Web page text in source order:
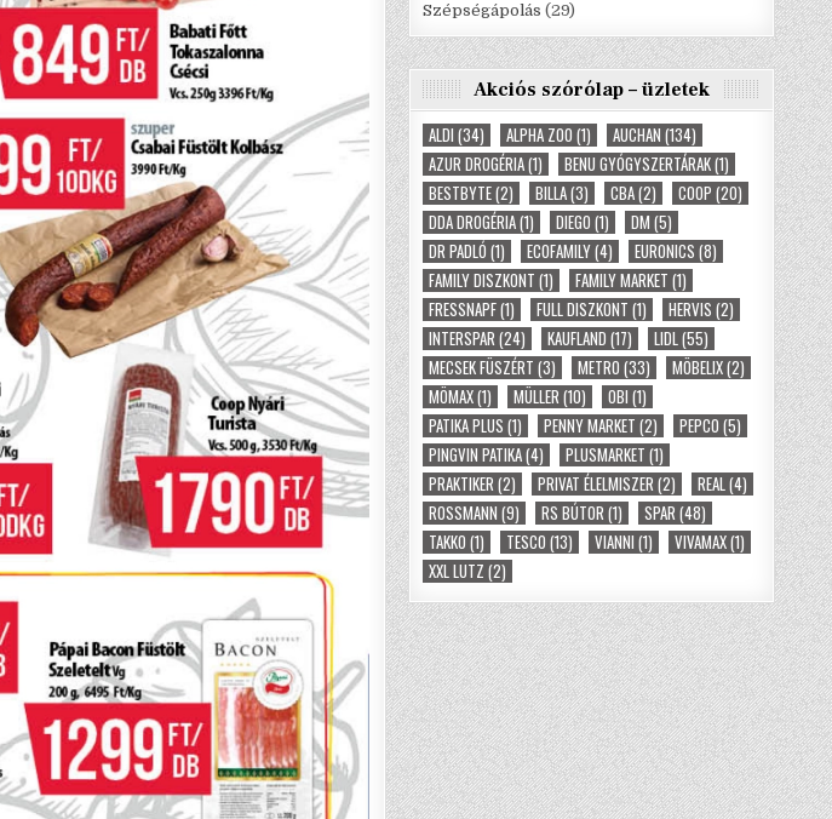
Szépségápolás (29)
Akciós szórólap – üzletek
ALDI (34) ALPHA ZOO (1) AUCHAN (134)
AZUR DROGÉRIA(1) BENU GYÓGYSZERTÁRAK(1)
BESTBYTE(2) BILLA(3) CBA(2) COOP (20)
DDA DROGÉRIA(1) DIEGO (1) DM (5)
DR PADLÓ (1) ECOFAMILY(4) EURONICS (8)
FAMILY DISZKONT (1) FAMILY MARKET (1)
FRESSNAPF(1) FULL DISZKONT (1) HERVIS (2)
INTERSPAR(24) KAUFLAND (17) LIDL(55)
MECSEK FÜSZÉRT (3) METRO (33) MÖBELIX(2)
MÖMAX(1) MÜLLER(10) OBI (1)
PATIKA PLUS (1) PENNY MARKET (2) PEPCO (5)
PINGVIN PATIKA(4) PLUSMARKET (1)
PRAKTIKER(2) PRIVAT ÉLELMISZER(2) REAL(4)
ROSSMANN (9) RS BÚTOR(1) SPAR(48)
TAKKO (1) TESCO (13) VIANNI (1) VIVAMAX(1)
XXL LUTZ (2)